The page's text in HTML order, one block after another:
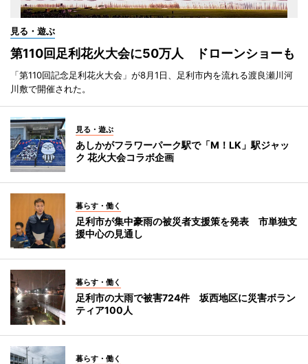
見る・遊ぶ
第110回足利花火大会に50万人 ドローンショーも
「第110回記念足利花火大会」が8月1日、足利市内を流れる渡良瀬川河
川敷で開催された。
見る・遊ぶ
あしかがフラワーパーク駅で「M！LK」駅ジャッ
ク 花火大会コラボ企画
暮らす・働く
足利市が集中豪雨の被災者支援策を発表 市単独支
援中心の見通し
暮らす・働く
足利市の大雨で被害724件 坂西地区に災害ボラン
ティア100人
暮らす・働く